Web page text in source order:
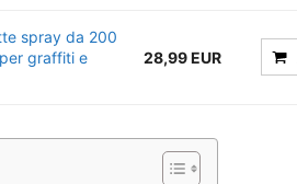
spray da 200
graffiti e
28,99 EUR